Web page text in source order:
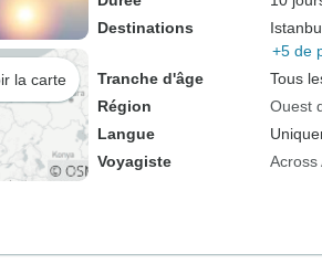
la carte
Destinations
+5 de
Tranche d'âge
Tous
Région
Ouest
Langue
Voyagiste
Across